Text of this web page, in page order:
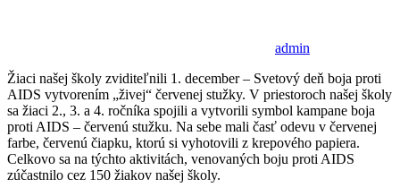
admin
Žiaci našej školy zviditeľnili 1. december – Svetový deň boja proti
AIDS vytvorením „živej“ červenej stužky. V priestoroch našej školy
sa žiaci 2., 3. a 4. ročníka spojili a vytvorili symbol kampane boja
proti AIDS – červenú stužku. Na sebe mali časť odevu v červenej
farbe, červenú čiapku, ktorú si vyhotovili z krepového papiera.
Celkovo sa na týchto aktivitách, venovaných boju proti AIDS
zúčastnilo cez 150 žiakov našej školy.